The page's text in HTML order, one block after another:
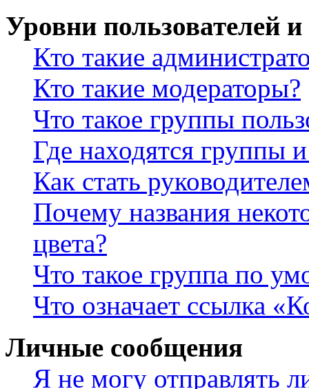
Уровни пользователей
Кто такие
Кто такие модераторы?
Что такое группы
Где находятся группы
Как стать
Почему названия
цвета?
Что такое группа по
Что означает ссылка
Личные сообщения
Я не могу отправлять